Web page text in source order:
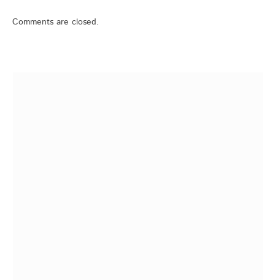
Comments are closed.